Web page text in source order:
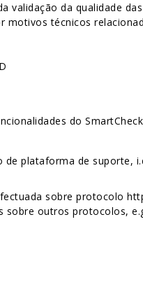
validação da qualidade
motivos técnicos
do
plataforma de suporte,
sobre protocolo
sobre outros protocolos,